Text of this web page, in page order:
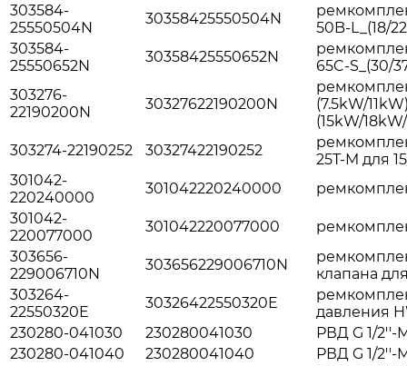
303584-
25550504N
30358425550504N
50B-L_(18/
303584-
25550652N
30358425550652N
65C-S_(30/
303276-
22190200N
30327622190200N
(7.5kW/
(15kW/
303274-22190252
30327422190252
25T-M для
301042-
220240000
301042220240000
301042-
220077000
301042220077000
303656-
229006710N
303656229006710N
клапана
303264-
22550320E
30326422550320E
давления
230280-041030
230280041030
РВД G 1/2''-
230280-041040
230280041040
РВД G 1/2''-